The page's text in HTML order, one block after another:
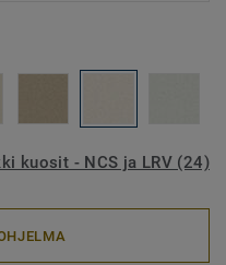
kuosit - NCS ja LRV (24)